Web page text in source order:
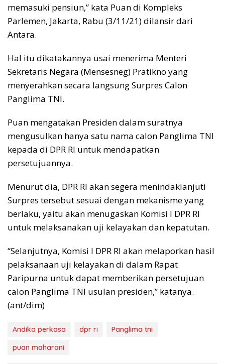
memasuki pensiun,” kata Puan di Kompleks
Parlemen, Jakarta, Rabu (3/11/21) dilansir dari
Antara.
Hal itu dikatakannya usai menerima Menteri
Sekretaris Negara (Mensesneg) Pratikno yang
menyerahkan secara langsung Surpres Calon
Panglima TNI.
Puan mengatakan Presiden dalam suratnya
mengusulkan hanya satu nama calon Panglima TNI
kepada di DPR RI untuk mendapatkan
persetujuannya.
Menurut dia, DPR RI akan segera menindaklanjuti
Surpres tersebut sesuai dengan mekanisme yang
berlaku, yaitu akan menugaskan Komisi I DPR RI
untuk melaksanakan uji kelayakan dan kepatutan.
“Selanjutnya, Komisi I DPR RI akan melaporkan hasil
pelaksanaan uji kelayakan di dalam Rapat
Paripurna untuk dapat memberikan persetujuan
calon Panglima TNI usulan presiden,” katanya.
(ant/dim)
Andika perkasa dpr ri
Panglima tni
puan maharani